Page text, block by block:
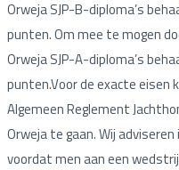
Orweja SJP-B-diploma’s
punten. Om mee te mogen
Orweja SJP-A-diploma’s
punten.Voor de exacte eisen
Algemeen Reglement
Orweja te gaan. Wij
voordat men aan een